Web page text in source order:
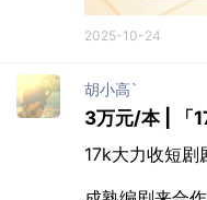
2025-10-24
胡小高`
3万元/本 | 「
17k大力收短剧